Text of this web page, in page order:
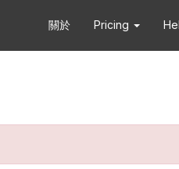
關於 Pricing